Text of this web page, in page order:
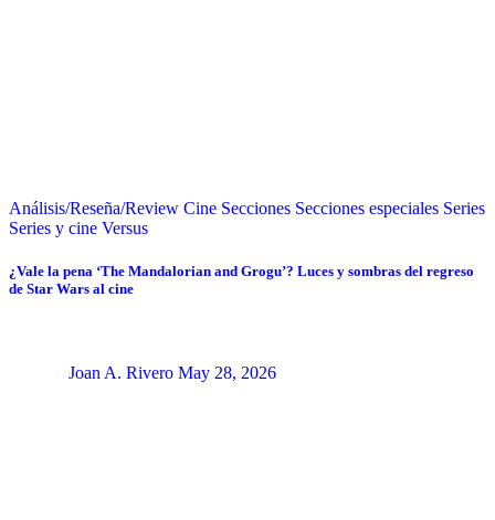
Análisis/Reseña/Review Cine Secciones Secciones especiales Series
Series y cine Versus
¿Vale la pena ‘The Mandalorian and Grogu’? Luces y sombras del regreso
de Star Wars al cine
Joan A. Rivero May 28, 2026